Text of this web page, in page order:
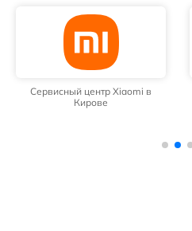
Сервисный центр Xiaomi в
Кирове